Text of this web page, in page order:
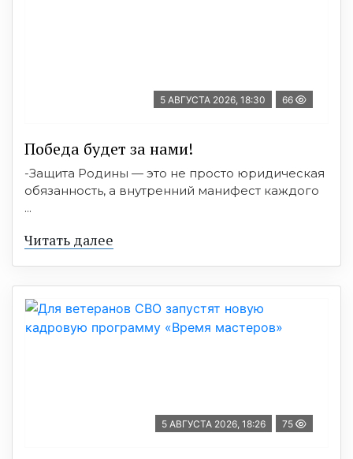
5 АВГУСТА 2026, 18:30 66
Победа будет за нами!
-Защита Родины — это не просто юридическая
обязанность, а внутренний манифест каждого
...
Читать далее
5 АВГУСТА 2026, 18:26 75